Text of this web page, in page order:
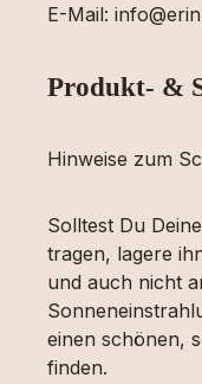
E-Mail:
Produkt- &
Hinweise zum
Solltest Du
tragen, lagere
und auch nicht
einen schönen,
finden.